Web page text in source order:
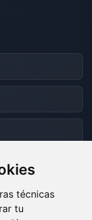
técnicas
tu